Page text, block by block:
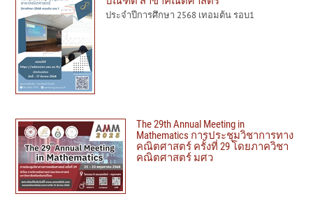
ประจำปีการศึกษา 2568 เทอมต้น รอบ1
The 29th Annual Meeting in
Mathematics การประชุมวิชาการทาง
คณิตศาสตร์ ครั้งที่ 29 โดยภาควิชา
คณิตศาสตร์ มศว